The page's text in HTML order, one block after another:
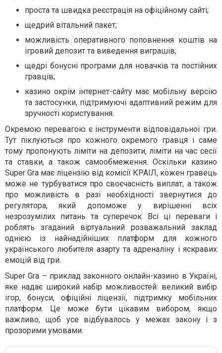
проста та швидка реєстрація на офіційному сайті;
щедрий вітальний пакет;
можливість оперативного поповнення коштів на
ігровий депозит та виведення виграшів;
щедрі бонусні програми для новачків та постійних
гравців;
казино окрім інтернет-сайту має мобільну версію
та застосунки, підтримуючі адаптивний режим для
зручності користування.
Окремою перевагою є інструменти відповідальної гри.
Тут піклуються про кожного окремого гравця і саме
тому пропонують ліміти на депозити, ліміти на час сесії
та ставки, а також самообмеження. Оскільки казино
Super Gra має ліцензію від комісії КРАІЛ, кожен гравець
може не турбуватися про своєчасність виплат, а також
про можливість в разі необхідності звернутися до
регулятора, який допоможе у вирішенні всіх
незрозумілих питань та суперечок. Всі ці переваги і
роблять згаданий віртуальний розважальний заклад
однією із найнадійніших платформ для кожного
українського любителя азарту та адреналіну і яскравих
емоцій від гри.
Super Gra – приклад законного онлайн-казино в Україні,
яке надає широкий набір можливостей: великий вибір
ігор, бонуси, офіційні ліцензії, підтримку мобільних
платформ. Це може бути цікавим вибором, якщо
важливо, щоб усе відбувалось у межах закону і з
прозорими умовами.